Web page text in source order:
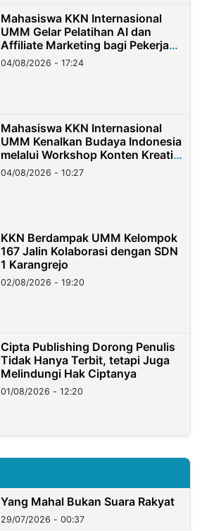
Mahasiswa KKN Internasional
UMM Gelar Pelatihan AI dan
Affiliate Marketing bagi Pekerja
Migran Indonesia di Taiwan
04/08/2026 - 17:24
Mahasiswa KKN Internasional
UMM Kenalkan Budaya Indonesia
melalui Workshop Konten Kreatif
di Taiwan
04/08/2026 - 10:27
KKN Berdampak UMM Kelompok
167 Jalin Kolaborasi dengan SDN
1 Karangrejo
02/08/2026 - 19:20
Cipta Publishing Dorong Penulis
Tidak Hanya Terbit, tetapi Juga
Melindungi Hak Ciptanya
01/08/2026 - 12:20
Yang Mahal Bukan Suara Rakyat
29/07/2026 - 00:37